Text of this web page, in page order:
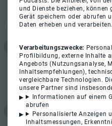
und Dienste beziehen,
Gerät speichern oder abrufen
Daten erheben und verarbeiten.
Verarbeitungszwecke:
Profilbildung, externe Inhalte
Angebots (Nutzungsanalyse,
Inhaltsempfehlungen),
vergleichbare Technologien.
unsere Partner sind
Informationen auf einem
abrufen
Personalisierte Anzeigen
Inhaltsmessungen,